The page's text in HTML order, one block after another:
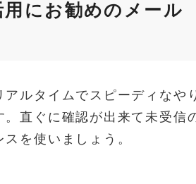
用にお勧めのメール
アルタイムでスピーディなや
。直ぐに確認が出来て未受信
を使いましょう。